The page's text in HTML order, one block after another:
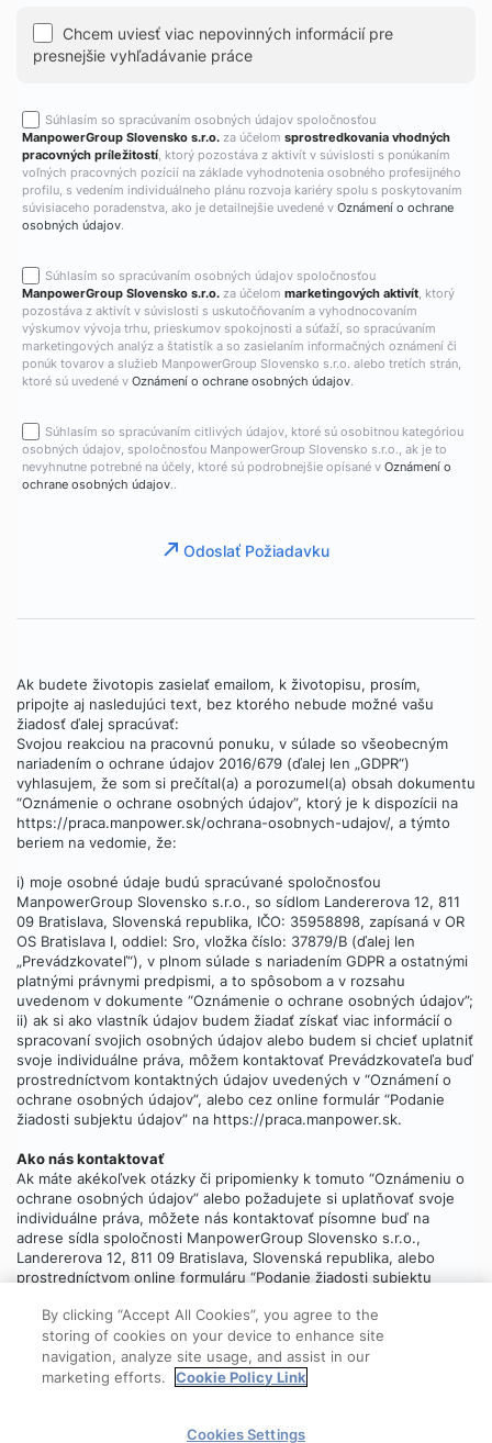
Chcem uviesť viac nepovinných informácií pre
presnejšie vyhľadávanie práce
Súhlasím so spracúvaním osobných údajov spoločnosťou
ManpowerGroup Slovensko s.r.o. za účelom sprostredkovania vhodných
pracovných príležitostí, ktorý pozostáva z aktivít v súvislosti s ponúkaním
voľných pracovných pozícií na základe vyhodnotenia osobného profesijného
profilu, s vedením individuálneho plánu rozvoja kariéry spolu s poskytovaním
súvisiaceho poradenstva, ako je detailnejšie uvedené v Oznámení o ochrane
osobných údajov.
Súhlasím so spracúvaním osobných údajov spoločnosťou
ManpowerGroup Slovensko s.r.o. za účelom marketingových aktivít, ktorý
pozostáva z aktivít v súvislosti s uskutočňovaním a vyhodnocovaním
výskumov vývoja trhu, prieskumov spokojnosti a súťaží, so spracúvaním
marketingových analýz a štatistík a so zasielaním informačných oznámení či
ponúk tovarov a služieb ManpowerGroup Slovensko s.r.o. alebo tretích strán,
ktoré sú uvedené v Oznámení o ochrane osobných údajov.
Súhlasím so spracúvaním citlivých údajov, ktoré sú osobitnou kategóriou
osobných údajov, spoločnosťou ManpowerGroup Slovensko s.r.o., ak je to
nevyhnutne potrebné na účely, ktoré sú podrobnejšie opísané v Oznámení o
ochrane osobných údajov..
Odoslať Požiadavku
Ak budete životopis zasielať emailom, k životopisu, prosím,
pripojte aj nasledujúci text, bez ktorého nebude možné vašu
žiadosť ďalej spracúvať:
Svojou reakciou na pracovnú ponuku, v súlade so všeobecným
nariadením o ochrane údajov 2016/679 (ďalej len „GDPR“)
vyhlasujem, že som si prečítal(a) a porozumel(a) obsah dokumentu
“Oznámenie o ochrane osobných údajov”, ktorý je k dispozícii na
https://praca.manpower.sk/ochrana-osobnych-udajov/, a týmto
beriem na vedomie, že:
i) moje osobné údaje budú spracúvané spoločnosťou
ManpowerGroup Slovensko s.r.o., so sídlom Landererova 12, 811
09 Bratislava, Slovenská republika, IČO: 35958898, zapísaná v OR
OS Bratislava I, oddiel: Sro, vložka číslo: 37879/B (ďalej len
„Prevádzkovateľ“), v plnom súlade s nariadením GDPR a ostatnými
platnými právnymi predpismi, a to spôsobom a v rozsahu
uvedenom v dokumente “Oznámenie o ochrane osobných údajov”;
ii) ak si ako vlastník údajov budem žiadať získať viac informácií o
spracovaní svojich osobných údajov alebo budem si chcieť uplatniť
svoje individuálne práva, môžem kontaktovať Prevádzkovateľa buď
prostredníctvom kontaktných údajov uvedených v “Oznámení o
ochrane osobných údajov”, alebo cez online formulár “Podanie
žiadosti subjektu údajov” na https://praca.manpower.sk.
Ako nás kontaktovať
Ak máte akékoľvek otázky či pripomienky k tomuto “Oznámeniu o
ochrane osobných údajov” alebo požadujete si uplatňovať svoje
individuálne práva, môžete nás kontaktovať písomne buď na
adrese sídla spoločnosti ManpowerGroup Slovensko s.r.o.,
Landererova 12, 811 09 Bratislava, Slovenská republika, alebo
prostredníctvom online formuláru “Podanie žiadosti subjektu
By clicking “Accept All Cookies”, you agree to the
storing of cookies on your device to enhance site
navigation, analyze site usage, and assist in our
marketing efforts.
Cookie Policy Link
Cookies Settings